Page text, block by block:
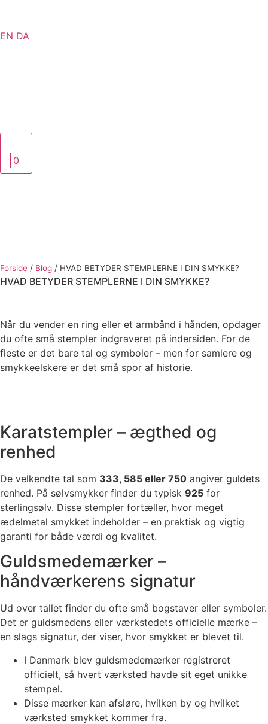
EN DA
0
Forside / Blog / HVAD BETYDER STEMPLERNE I DIN SMYKKE?
HVAD BETYDER STEMPLERNE I DIN SMYKKE?
Når du vender en ring eller et armbånd i hånden, opdager
du ofte små stempler indgraveret på indersiden. For de
fleste er det bare tal og symboler – men for samlere og
smykkeelskere er det små spor af historie.
Karatstempler – ægthed og
renhed
De velkendte tal som 333, 585 eller 750 angiver guldets
renhed. På sølvsmykker finder du typisk 925 for
sterlingsølv. Disse stempler fortæller, hvor meget
ædelmetal smykket indeholder – en praktisk og vigtig
garanti for både værdi og kvalitet.
Guldsmedemærker –
håndværkerens signatur
Ud over tallet finder du ofte små bogstaver eller symboler.
Det er guldsmedens eller værkstedets officielle mærke –
en slags signatur, der viser, hvor smykket er blevet til.
I Danmark blev guldsmedemærker registreret
officielt, så hvert værksted havde sit eget unikke
stempel.
Disse mærker kan afsløre, hvilken by og hvilket
værksted smykket kommer fra.